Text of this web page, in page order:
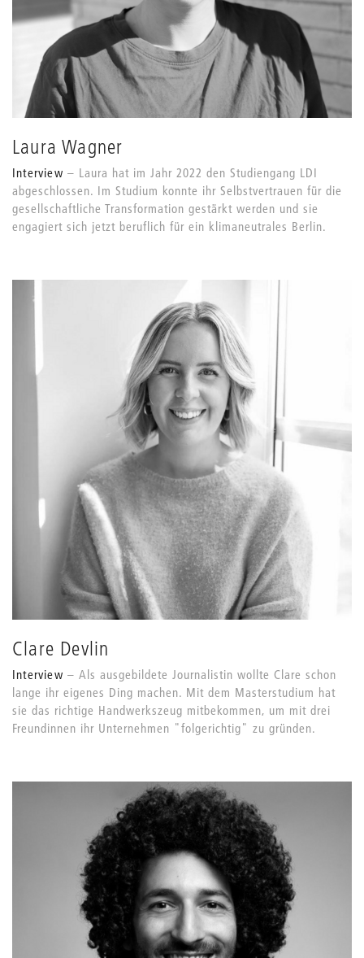
Laura Wagner
Interview
Laura hat im Jahr 2022 den Studiengang LDI
abgeschlossen. Im Studium konnte ihr Selbstvertrauen für die
gesellschaftliche Transformation gestärkt werden und sie
engagiert sich jetzt beruflich für ein klimaneutrales Berlin.
Clare Devlin
Interview
Als ausgebildete Journalistin wollte Clare schon
lange ihr eigenes Ding machen. Mit dem Masterstudium hat
sie das richtige Handwerkszeug mitbekommen, um mit drei
Freundinnen ihr Unternehmen "folgerichtig" zu gründen.